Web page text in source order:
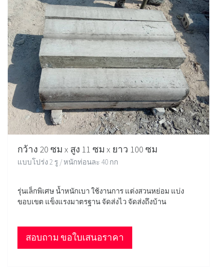
กว้าง 20 ซม x สูง 11 ซม x ยาว 100 ซม
แบบโปร่ง 2 รู / หนักท่อนละ 40 กก
รุ่นเล็กพิเศษ น้ำหนักเบา ใช้งานการ แต่งสวนหย่อม แบ่ง
ขอบเขต แข็งแรงมาตรฐาน จัดส่งไว จัดส่งถึงบ้าน
สอบถาม ขอใบเสนอราคา